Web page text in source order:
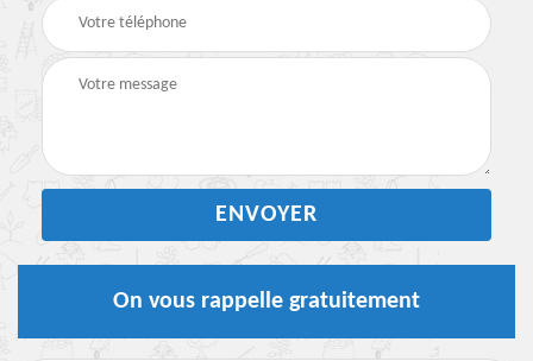
On vous rappelle gratuitement